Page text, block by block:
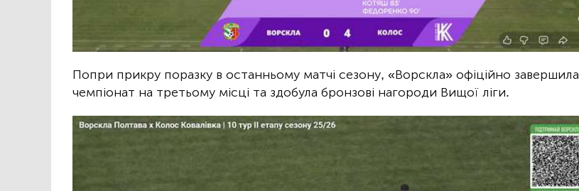
Попри прикру поразку в останньому матчі сезону, «Ворскла» офіційно завершила
чемпіонат на третьому місці та здобула бронзові нагороди Вищої ліги.